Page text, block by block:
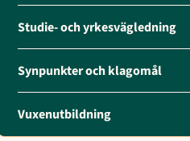
Studie- och yrkesvägledning
Synpunkter och klagomål
Vuxenutbildning